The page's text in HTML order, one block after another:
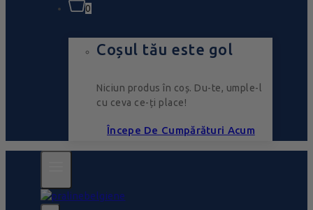
0
Coșul tău este gol
Niciun produs în coș. Du-te, umple-l
cu ceva ce-ți place!
Începe De Cumpărături Acum